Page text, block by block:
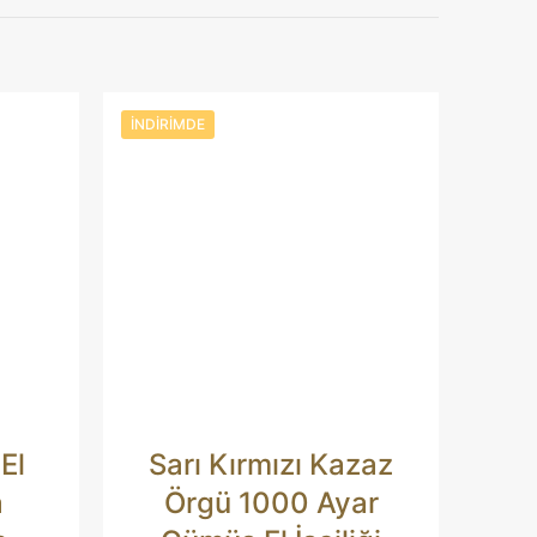
Günlük Kullanım
Kutusu
yorumlarımda
adım, e-posta
adresim bu
İNDIRIMDE
Sarı Kırmızı Kazaz
Örgü 1000 Ayar